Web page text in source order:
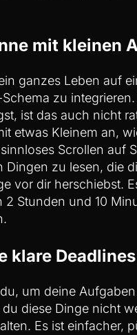
mit kleinen
ganzes Leben auf
zu
ist das auch nicht
etwas Kleinem an,
Scrollen auf
Dingen zu lesen, die
vor dir herschiebst.
2 Stunden und 10
klare Deadlines
um deine
du diese Dinge nicht
Es ist einfacher,